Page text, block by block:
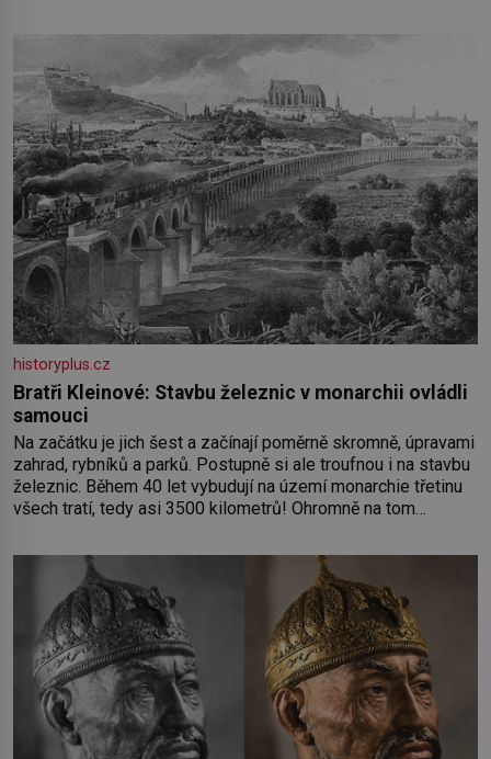
historyplus.cz
Bratři Kleinové: Stavbu železnic v monarchii ovládli
samouci
Na začátku je jich šest a začínají poměrně skromně, úpravami
zahrad, rybníků a parků. Postupně si ale troufnou i na stavbu
železnic. Během 40 let vybudují na území monarchie třetinu
všech tratí, tedy asi 3500 kilometrů! Ohromně na tom
Johannovi (1756–1835), který má malý statek na Jesenicku